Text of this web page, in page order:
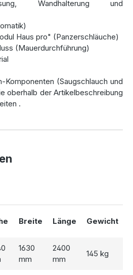
mit schwimmendem
für kürzere Distanzen und liefert
an Ihre Verbraucher.
:
da eine zusätzliche
Ansaugen unterstützt. So wird die
mit einem automatischen
niedrig sein, schaltet
auf
Komplettsets zur
Premium 4000 Liter
im Haushalt
Wandhalterung und
Haus pro" (Panzerschläuche)
(Mauerdurchführung)
Komponenten (Saugschlauch und
oberhalb der Artikelbeschreibung
.
Breite Länge Gewicht
1630
mm
2400
mm
145 kg